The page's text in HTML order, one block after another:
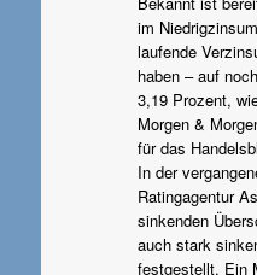
im
laufende
haben – auf
3,19 Prozent,
Morgen &
für das
In der
Ratingagentur
sinkenden
auch stark
festgestellt. Ein